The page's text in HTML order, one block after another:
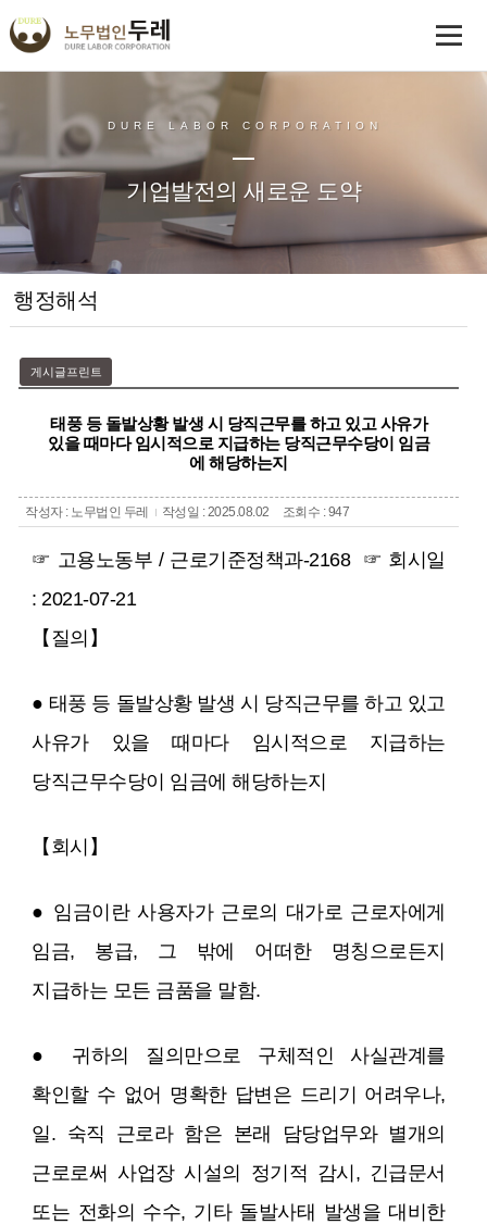
DURE LABOR CORPORATION
기업발전의 새로운 도약
행정해석
게시글프린트
태풍 등 돌발상황 발생 시 당직근무를 하고 있고 사유가
있을 때마다 임시적으로 지급하는 당직근무수당이 임금
에 해당하는지
작성자 : 노무법인 두레 작성일 : 2025.08.02 조회수 : 947
☞ 고용노동부 / 근로기준정책과-2168 ☞ 회시일
: 2021-07-21
【질의】
● 태풍 등 돌발상황 발생 시 당직근무를 하고 있고
사유가 있을 때마다 임시적으로 지급하는
당직근무수당이 임금에 해당하는지
【회시】
● 임금이란 사용자가 근로의 대가로 근로자에게
임금, 봉급, 그 밖에 어떠한 명칭으로든지
지급하는 모든 금품을 말함.
● 귀하의 질의만으로 구체적인 사실관계를
확인할 수 없어 명확한 답변은 드리기 어려우나,
일. 숙직 근로라 함은 본래 담당업무와 별개의
근로로써 사업장 시설의 정기적 감시, 긴급문서
또는 전화의 수수, 기타 돌발사태 발생을 대비한